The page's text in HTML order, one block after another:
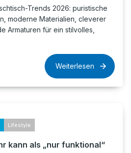
Trends 2026: puristische
moderne Materialien, cleverer
Armaturen für ein stilvolles,
Weiterlesen
Lifestyle
kann als „nur funktional“